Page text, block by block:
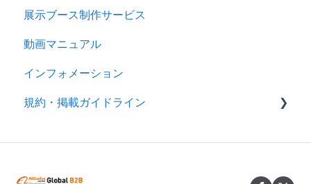
製品ページを登録する
バイヤーからのメッセージに返信する
RFQを使ってバイヤーに売り込む
キーワード広告を利用する
アカウント
製品情報
メッセージ
RFQ
展示ブース制作サービス
動画マニュアル
インフォメーション
規約・掲載ガイドライン